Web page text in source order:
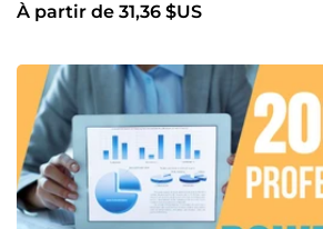
À partir de 31,36 $US